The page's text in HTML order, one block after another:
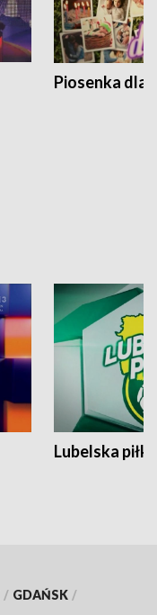
Piosenka dla
Lubelska piłka
/ GDAŃSK /